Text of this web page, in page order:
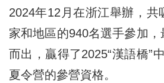
2024年12月在浙江舉辦，共
家和地區的940名選手參加
而出，贏得了2025“漢語橋”
夏令營的參營資格。